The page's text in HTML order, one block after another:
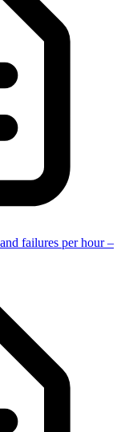
failures per hour –